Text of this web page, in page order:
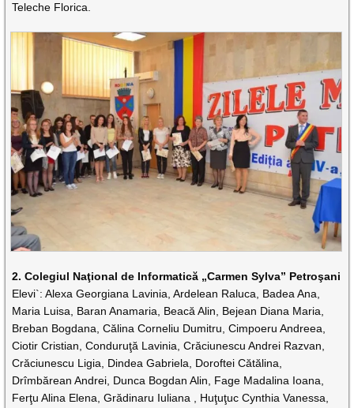
Teleche Florica.
2. Colegiul Naţional de Informatică „Carmen Sylva” Petroşani
Elevi`: Alexa Georgiana Lavinia, Ardelean Raluca, Badea Ana,
Maria Luisa, Baran Anamaria, Beacă Alin, Bejean Diana Maria,
Breban Bogdana, Călina Corneliu Dumitru, Cimpoeru Andreea,
Ciotir Cristian, Conduruţă Lavinia, Crăciunescu Andrei Razvan,
Crăciunescu Ligia, Dindea Gabriela, Doroftei Cătălina,
Drîmbărean Andrei, Dunca Bogdan Alin, Fage Madalina Ioana,
Ferţu Alina Elena, Grădinaru Iuliana , Huţuţuc Cynthia Vanessa,